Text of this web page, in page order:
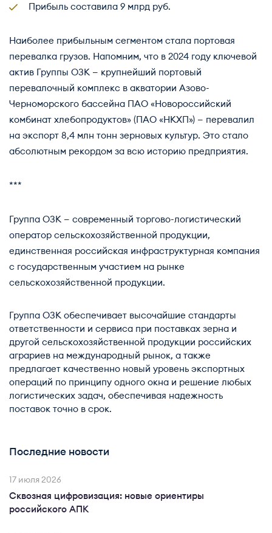
Прибыль составила 9 млрд руб.
Наиболее прибыльным сегментом стала портовая
перевалка грузов. Напомним, что в 2024 году ключевой
актив Группы ОЗК — крупнейший портовый
перевалочный комплекс в акватории Азово-
Черноморского бассейна ПАО «Новороссийский
комбинат хлебопродуктов» (ПАО «НКХП») — перевалил
на экспорт 8,4 млн тонн зерновых культур. Это стало
абсолютным рекордом за всю историю предприятия.
***
Группа ОЗК — современный торгово-логистический
оператор сельскохозяйственной продукции,
единственная российская инфраструктурная компания
с государственным участием на рынке
сельскохозяйственной продукции.
Группа ОЗК обеспечивает высочайшие стандарты
ответственности и сервиса при поставках зерна и
другой сельскохозяйственной продукции российских
аграриев на международный рынок, а также
предлагает качественно новый уровень экспортных
операций по принципу одного окна и решение любых
логистических задач, обеспечивая надежность
поставок точно в срок.
Последние новости
17 июля 2026
Сквозная цифровизация: новые ориентиры
российского АПК